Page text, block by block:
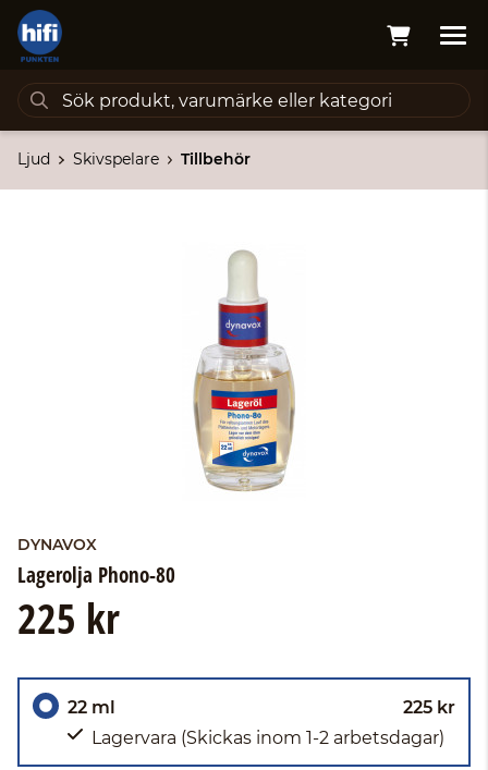
Ljud Skivspelare Tillbehör
DYNAVOX
Lagerolja Phono-80
225 kr
22 ml
225 kr
Lagervara (Skickas inom 1-2 arbetsdagar)